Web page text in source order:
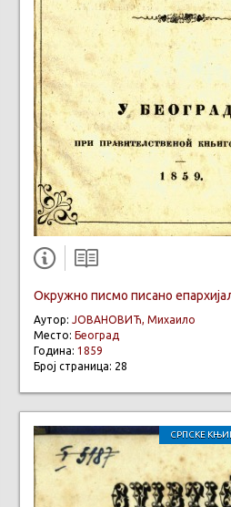
Окружно писмо писано
Аутор: ЈОВАНОВИЋ, Михаило
Место: Београд
Година: 1859
Број страница: 28
СРПСКЕ